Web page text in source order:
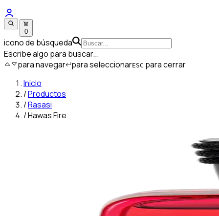
0
icono de búsqueda
Escribe algo para buscar...
para navegar para seleccionarESC para cerrar
Inicio
/Productos
/Rasasi
/Hawas Fire